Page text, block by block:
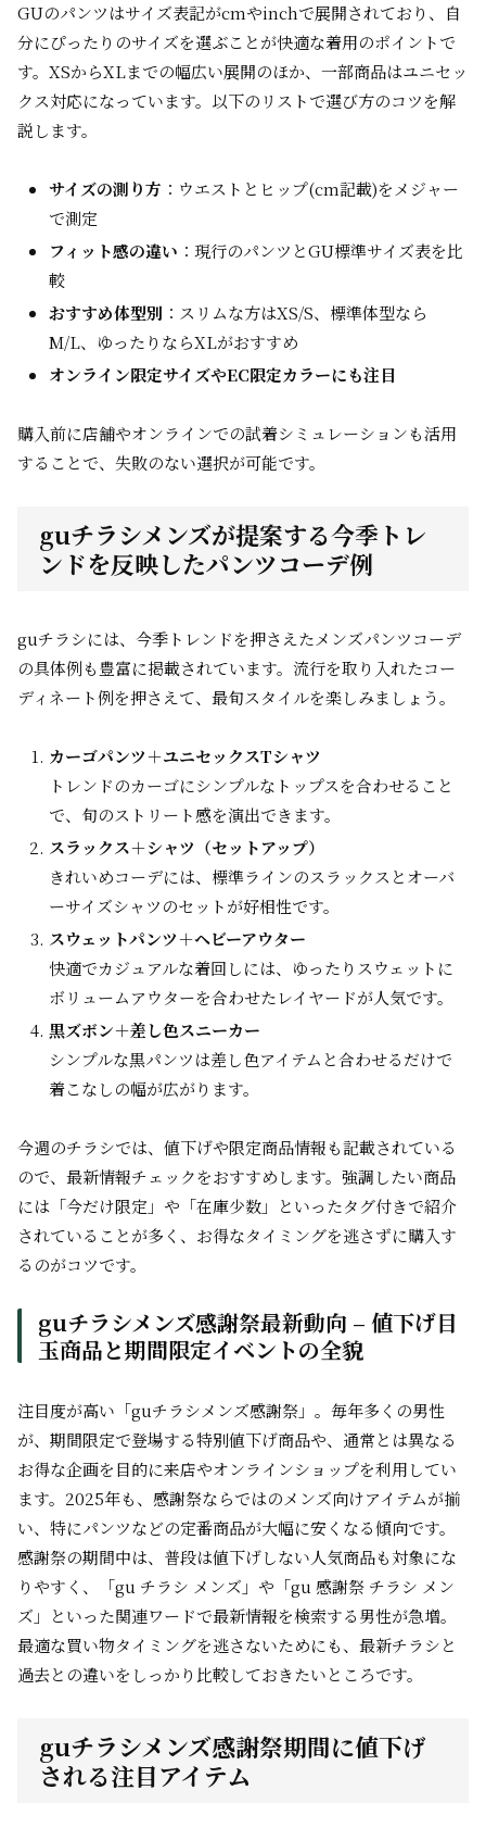
GUのパンツはサイズ表記がcmやinchで展開されており、自
分にぴったりのサイズを選ぶことが快適な着用のポイントで
す。XSからXLまでの幅広い展開のほか、一部商品はユニセッ
クス対応になっています。以下のリストで選び方のコツを解
説します。
サイズの測り方 ：ウエストとヒップ(cm記載)をメジャー
で測定
フィット感の違い ：現行のパンツとGU標準サイズ表を比
較
おすすめ体型別 ：スリムな方はXS/S、標準体型なら
M/L、ゆったりならXLがおすすめ
オンライン限定サイズやEC限定カラーにも注目
購入前に店舗やオンラインでの試着シミュレーションも活用
することで、失敗のない選択が可能です。
guチラシメンズが提案する今季トレ
ンドを反映したパンツコーデ例
guチラシには、今季トレンドを押さえたメンズパンツコーデ
の具体例も豊富に掲載されています。流行を取り入れたコー
ディネート例を押さえて、最旬スタイルを楽しみましょう。
カーゴパンツ＋ユニセックスTシャツ
トレンドのカーゴにシンプルなトップスを合わせること
で、旬のストリート感を演出できます。
スラックス＋シャツ（セットアップ）
きれいめコーデには、標準ラインのスラックスとオーバ
ーサイズシャツのセットが好相性です。
スウェットパンツ＋ヘビーアウター
快適でカジュアルな着回しには、ゆったりスウェットに
ボリュームアウターを合わせたレイヤードが人気です。
黒ズボン＋差し色スニーカー
シンプルな黒パンツは差し色アイテムと合わせるだけで
着こなしの幅が広がります。
今週のチラシでは、値下げや限定商品情報も記載されている
ので、最新情報チェックをおすすめします。強調したい商品
には「今だけ限定」や「在庫少数」といったタグ付きで紹介
されていることが多く、お得なタイミングを逃さずに購入す
るのがコツです。
guチラシメンズ感謝祭最新動向 – 値下げ目
玉商品と期間限定イベントの全貌
注目度が高い「guチラシメンズ感謝祭」。毎年多くの男性
が、期間限定で登場する特別値下げ商品や、通常とは異なる
お得な企画を目的に来店やオンラインショップを利用してい
ます。2025年も、感謝祭ならではのメンズ向けアイテムが揃
い、特にパンツなどの定番商品が大幅に安くなる傾向です。
感謝祭の期間中は、普段は値下げしない人気商品も対象にな
りやすく、「gu チラシ メンズ」や「gu 感謝祭 チラシ メン
ズ」といった関連ワードで最新情報を検索する男性が急増。
最適な買い物タイミングを逃さないためにも、最新チラシと
過去との違いをしっかり比較しておきたいところです。
guチラシメンズ感謝祭期間に値下げ
される注目アイテム